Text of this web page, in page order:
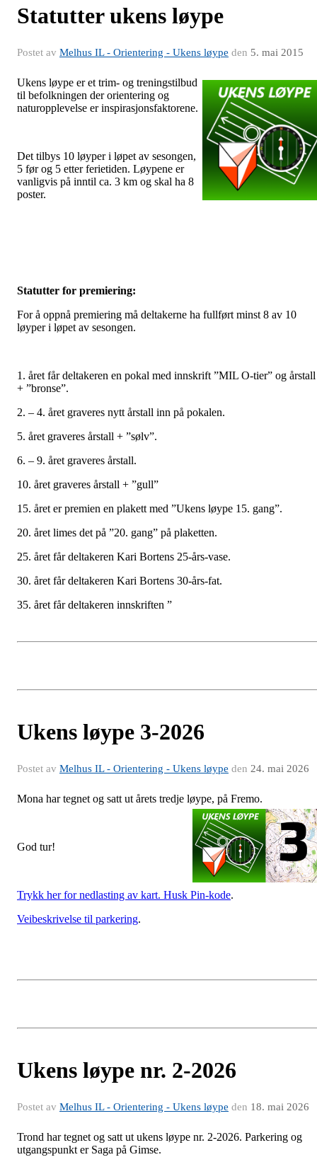
Statutter ukens løype
Postet av Melhus IL - Orientering - Ukens løype den 5. mai 2015
Ukens løype er et trim- og treningstilbud
til befolkningen der orientering og
naturopplevelse er inspirasjonsfaktorene.
Det tilbys 10 løyper i løpet av sesongen,
5 før og 5 etter ferietiden. Løypene er
vanligvis på inntil ca. 3 km og skal ha 8
poster.
Statutter for premiering:
For å oppnå premiering må deltakerne ha fullført minst 8 av 10
løyper i løpet av sesongen.
1. året får deltakeren en pokal med innskrift ”MIL O-tier” og årstall
+ ”bronse”.
2. – 4. året graveres nytt årstall inn på pokalen.
5. året graveres årstall + ”sølv”.
6. – 9. året graveres årstall.
10. året graveres årstall + ”gull”
15. året er premien en plakett med ”Ukens løype 15. gang”.
20. året limes det på ”20. gang” på plaketten.
25. året får deltakeren Kari Bortens 25-års-vase.
30. året får deltakeren Kari Bortens 30-års-fat.
35. året får deltakeren innskriften ”
Ukens løype 3-2026
Postet av Melhus IL - Orientering - Ukens løype den 24. mai 2026
Mona har tegnet og satt ut årets tredje løype, på Fremo.
God tur!
Trykk her for nedlasting av kart. Husk Pin-kode.
Veibeskrivelse til parkering.
Ukens løype nr. 2-2026
Postet av Melhus IL - Orientering - Ukens løype den 18. mai 2026
Trond har tegnet og satt ut ukens løype nr. 2-2026. Parkering og
utgangspunkt er Saga på Gimse.